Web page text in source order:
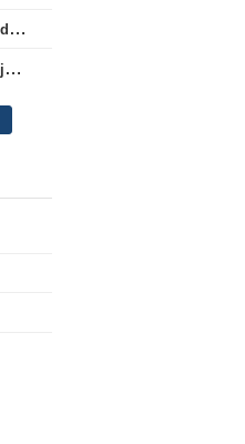
Informacija žiūrovams rugpjūčio 6 d. UEFA rungtynėms
M. Capanas: „Prieš pusmetį negalėjau net įsivaizduoti, kad žaisime prieš „Hajduk“